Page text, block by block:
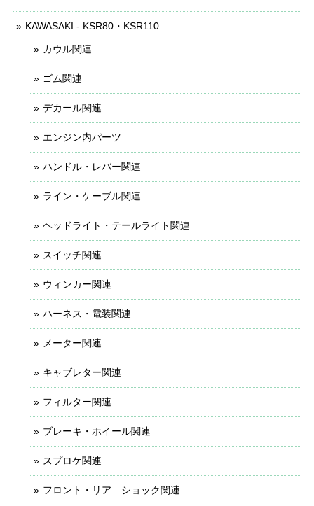
KAWASAKI - KSR80・KSR110
カウル関連
ゴム関連
デカール関連
エンジン内パーツ
ハンドル・レバー関連
ライン・ケーブル関連
ヘッドライト・テールライト関連
スイッチ関連
ウィンカー関連
ハーネス・電装関連
メーター関連
キャブレター関連
フィルター関連
ブレーキ・ホイール関連
スプロケ関連
フロント・リア ショック関連